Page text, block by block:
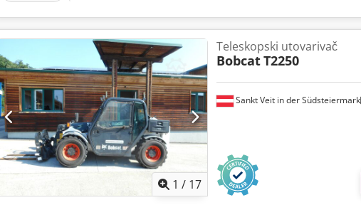
1 / 17
Sankt Veit in der Südsteiermark
Teleskopski utovarivač
BobcatT2250